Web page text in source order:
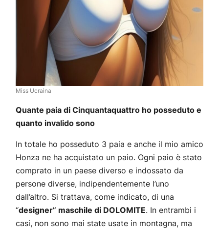
Miss Ucraina
Quante paia di Cinquantaquattro ho posseduto e
quanto invalido sono
In totale ho posseduto 3 paia e anche il mio amico
Honza ne ha acquistato un paio. Ogni paio è stato
comprato in un paese diverso e indossato da
persone diverse, indipendentemente l’uno
dall’altro. Si trattava, come indicato, di una
“designer” maschile di DOLOMITE. In entrambi i
casi, non sono mai state usate in montagna, ma